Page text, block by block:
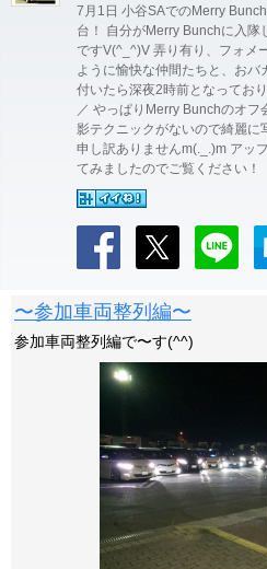
7月1日 小谷SAでのMerry
台！ 自分がMerry Bunchに入
ですV(^_^)V 弄り有り、フォメ
ように愉快な仲間たちと、お
付いたら深夜2時前となってお
／ やっぱりMerry Bunchのオ
影テクニックがないので綺麗に
申し訳ありませんm(._.)m アッ
てみましたのでご覧ください！
〜参加車両整列編〜
参加車両整列編で〜す(^^)